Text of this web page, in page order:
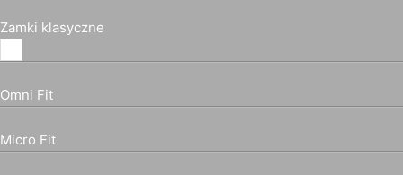
Zamki klasyczne
Omni Fit
Micro Fit